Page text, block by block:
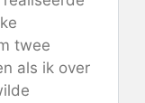
twee
als ik over